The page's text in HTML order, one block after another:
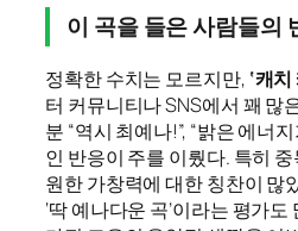
이 곡을 들은 사람들의
정확한 수치는 모르지만, ‘캐치
터 커뮤니티나 SNS에서 꽤 많
분 “역시 최예나!”, “밝은 에너
인 반응이 주를 이뤘다. 특히
원한 가창력에 대한 칭찬이 많
‘딱 예나다운 곡’이라는 평가